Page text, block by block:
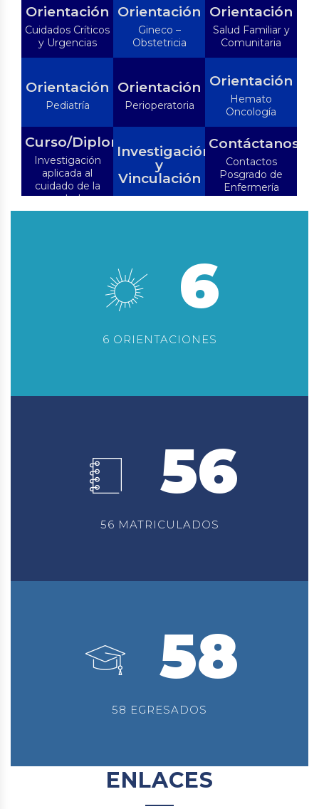
Orientación
Cuidados Críticos
y Urgencias
Orientación
Gineco –
Obstetricia
Orientación
Salud Familiar y
Comunitaria
Orientación
Pediatría
Orientación
Perioperatoria
Orientación
Hemato
Oncología
Curso/Diplomado
Investigación
aplicada al
cuidado de la
salud
Investigación
y
Vinculación
Contáctanos
Contactos
Posgrado de
Enfermería
6
6 ORIENTACIONES
56
56 MATRICULADOS
58
58 EGRESADOS
ENLACES